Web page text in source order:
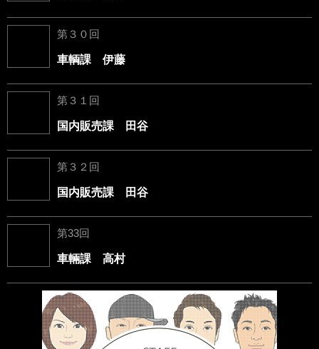
第３０回
車輌課 伊藤
第３１回
国内販売課 田谷
第３２回
国内販売課 田谷
第33回
車輛課 高村